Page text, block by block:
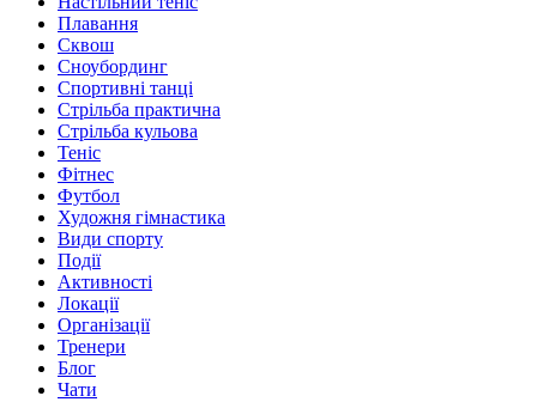
Плавання
Сквош
Сноубординг
Спортивні танці
Стрільба практична
Стрільба кульова
Теніс
Фітнес
Футбол
Художня гімнастика
Види спорту
Події
Активності
Локації
Організації
Тренери
Блог
Чати